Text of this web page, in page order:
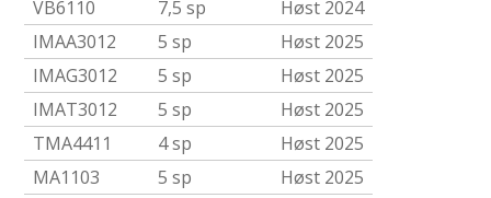
VB6110
7,5 sp
Høst 2024
IMAA3012
5 sp
Høst 2025
IMAG3012
5 sp
Høst 2025
IMAT3012
5 sp
Høst 2025
TMA4411
4 sp
Høst 2025
MA1103
5 sp
Høst 2025